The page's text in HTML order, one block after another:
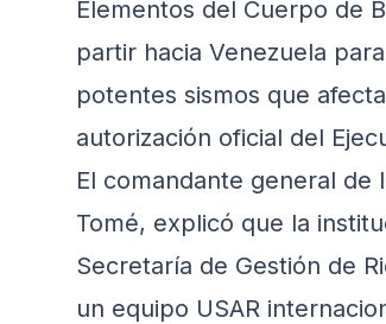
Elementos del Cuerpo de
partir hacia Venezuela
potentes sismos que
autorización oficial del
El comandante general de
Tomé, explicó que la
Secretaría de Gestión de
un equipo USAR